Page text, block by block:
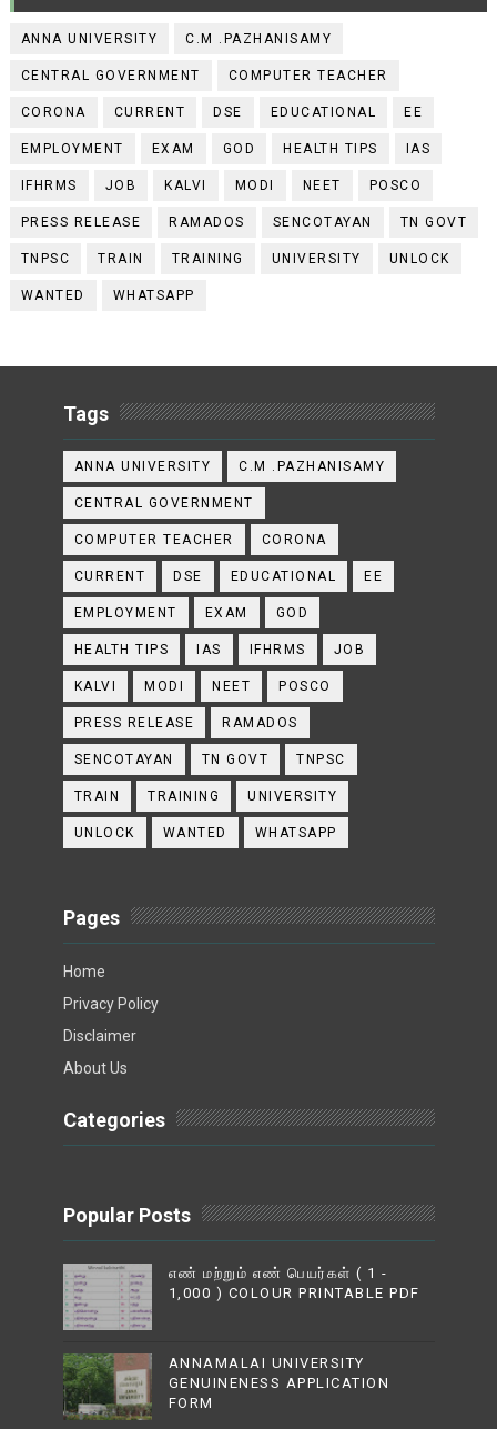
ANNA UNIVERSITY C.M .PAZHANISAMY
CENTRAL GOVERNMENT COMPUTER TEACHER
CORONA CURRENT DSE EDUCATIONAL EE
EMPLOYMENT EXAM GOD HEALTH TIPS IAS
IFHRMS JOB KALVI MODI NEET POSCO
PRESS RELEASE RAMADOS SENCOTAYAN TN GOVT
TNPSC TRAIN TRAINING UNIVERSITY UNLOCK
WANTED WHATSAPP
Tags
ANNA UNIVERSITY C.M .PAZHANISAMY
CENTRAL GOVERNMENT
COMPUTER TEACHER CORONA
CURRENT DSE EDUCATIONAL EE
EMPLOYMENT EXAM GOD
HEALTH TIPS IAS IFHRMS JOB
KALVI MODI NEET POSCO
PRESS RELEASE RAMADOS
SENCOTAYAN TN GOVT TNPSC
TRAIN TRAINING UNIVERSITY
UNLOCK WANTED WHATSAPP
Pages
Home
Privacy Policy
Disclaimer
About Us
Categories
Popular Posts
எண் மற்றும் எண் பெயர்கள் ( 1 -
1,000 ) COLOUR PRINTABLE PDF
ANNAMALAI UNIVERSITY
GENUINENESS APPLICATION
FORM